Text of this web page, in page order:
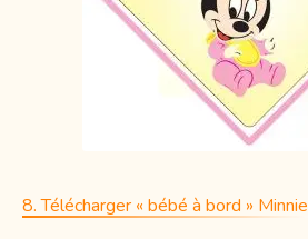
8. Télécharger « bébé à bord » Minnie